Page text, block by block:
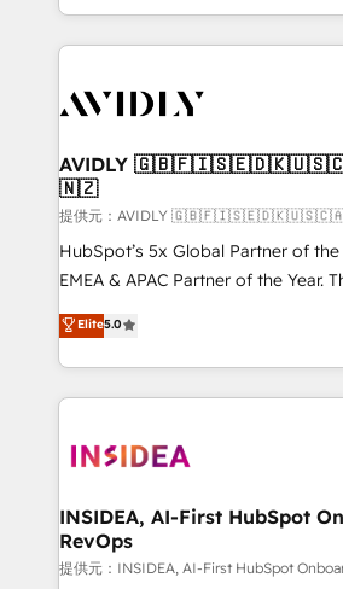
planning and hands-on technical
the operational foundation
Healthcare - Financial Services -
we help: ✔️ Full HubSpot
optimization ✔️ Data migrations,
and reporting foundations ✔️
and workflow automation ✔️ User
programs, training, and enablement Through
partnerships, we guide
revenue maturity model -
grows.
AVIDLY
🇳🇿
提供元：AVIDLY
HubSpot’s 5x Global Partner of
EMEA & APAC Partner of the Year.
experienced and fully accredited
Partner. 🚀 With 2,750+ HubSpot projects delivered
and 370+ specialists across EMEA,
we de-risk complex CRM
multi-region migrations to AI-
scale. 🏆 HubSpot’s CEO called us “the partner of the
future.” Others agree it is proof of
measurable impact.
Elite5.0
INSIDEA, AI-First HubSpot
RevOps
提供元：INSIDEA, AI-First HubSpot